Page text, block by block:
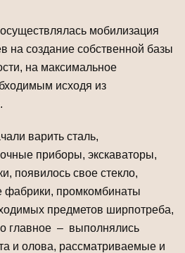
мобилизация
на создание собственной базы
на максимальное
исходя из
варить сталь,
приборы, экскаваторы,
появилось свое стекло,
фабрики, промкомбинаты
предметов ширпотреба,
главное – выполнялись
и олова, рассматриваемые и